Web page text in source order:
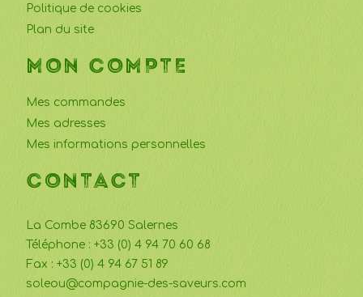
Politique de cookies
Plan du site
MON COMPTE
Mes commandes
Mes adresses
Mes informations personnelles
CONTACT
La Combe 83690 Salernes
Téléphone : +33 (0) 4 94 70 60 68
Fax : +33 (0) 4 94 67 51 89
soleou@compagnie-des-saveurs.com